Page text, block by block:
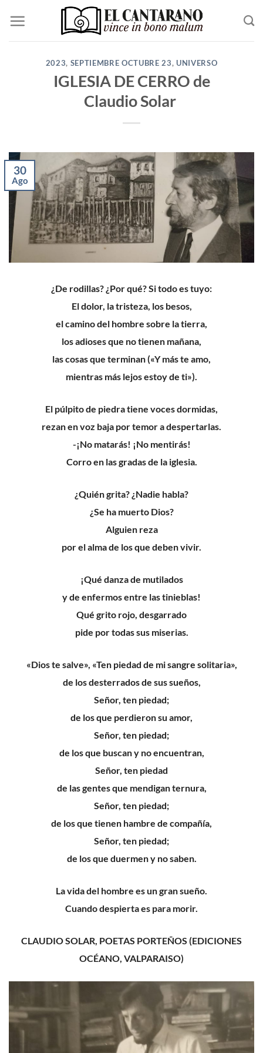
contenido
2023, SEPTIEMBRE OCTUBRE 23,UNIVERSO
IGLESIA DE CERRO de
Claudio Solar
30
Ago
¿De rodillas? ¿Por qué? Si todo es tuyo:
El dolor, la tristeza, los besos,
el camino del hombre sobre la tierra,
los adioses que no tienen mañana,
las cosas que terminan («Y más te amo,
mientras más lejos estoy de ti»).
El púlpito de piedra tiene voces dormidas,
rezan en voz baja por temor a despertarlas.
-¡No matarás! ¡No mentirás!
Corro en las gradas de la iglesia.
¿Quién grita? ¿Nadie habla?
¿Se ha muerto Dios?
Alguien reza
por el alma de los que deben vivir.
¡Qué danza de mutilados
y de enfermos entre las tinieblas!
Qué grito rojo, desgarrado
pide por todas sus miserias.
«Dios te salve», «Ten piedad de mi sangre solitaria»,
de los desterrados de sus sueños,
Señor, ten piedad;
de los que perdieron su amor,
Señor, ten piedad;
de los que buscan y no encuentran,
Señor, ten piedad
de las gentes que mendigan ternura,
Señor, ten piedad;
de los que tienen hambre de compañía,
Señor, ten piedad;
de los que duermen y no saben.
La vida del hombre es un gran sueño.
Cuando despierta es para morir.
CLAUDIO SOLAR, POETAS PORTEÑOS (EDICIONES
OCÉANO, VALPARAISO)